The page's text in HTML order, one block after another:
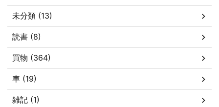
未分類 (13)
読書 (8)
買物 (364)
車 (19)
雑記 (1)